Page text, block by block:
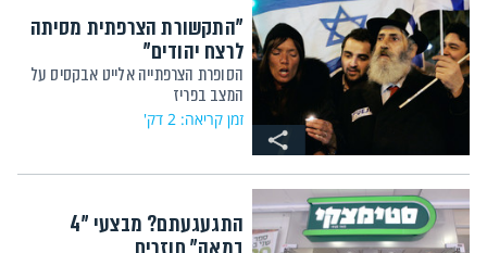
"התקשורת הצרפתית מסיתה
לרצח יהודים"
הסופרת הצרפתייה אלייט אבקסיס על
המצב בפריז
זמן קריאה: 2 דק'
התגעגעתם? מבצעי "4